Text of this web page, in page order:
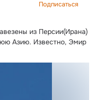
Подписаться
из Персии(Ирана)
Азию. Известно, Эмир